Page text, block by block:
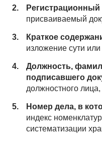
присваиваемый
Краткое
изложение сути
Должность,
подписавшего
должностного
Номер дела, в
индекс
систематизации